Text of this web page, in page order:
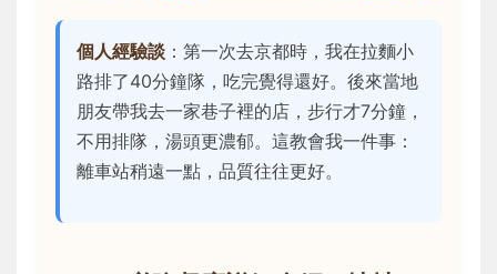
個人經驗談 ：第一次去京都時，我在拉麵小
路排了40分鐘隊，吃完覺得還好。後來當地
朋友帶我去一家巷子裡的店，步行才7分鐘，
不用排隊，湯頭更濃郁。這教會我一件事：
離車站稍遠一點，品質往往更好。